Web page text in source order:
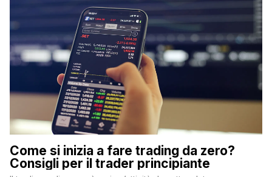
Come si inizia a fare trading da zero?
Consigli per il trader principiante